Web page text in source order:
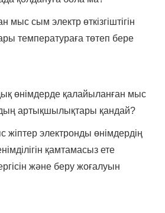
мыс сым электр өткізгіштігін
температураға төтеп бере
өнімдерде қалайыланған мыс
артықшылықтары қандай?
жіптер электронды өнімдердің
қамтамасыз ете
және беру жоғалуын